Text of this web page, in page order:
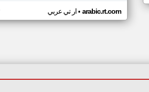
ار تي عربي• arabic.rt.com